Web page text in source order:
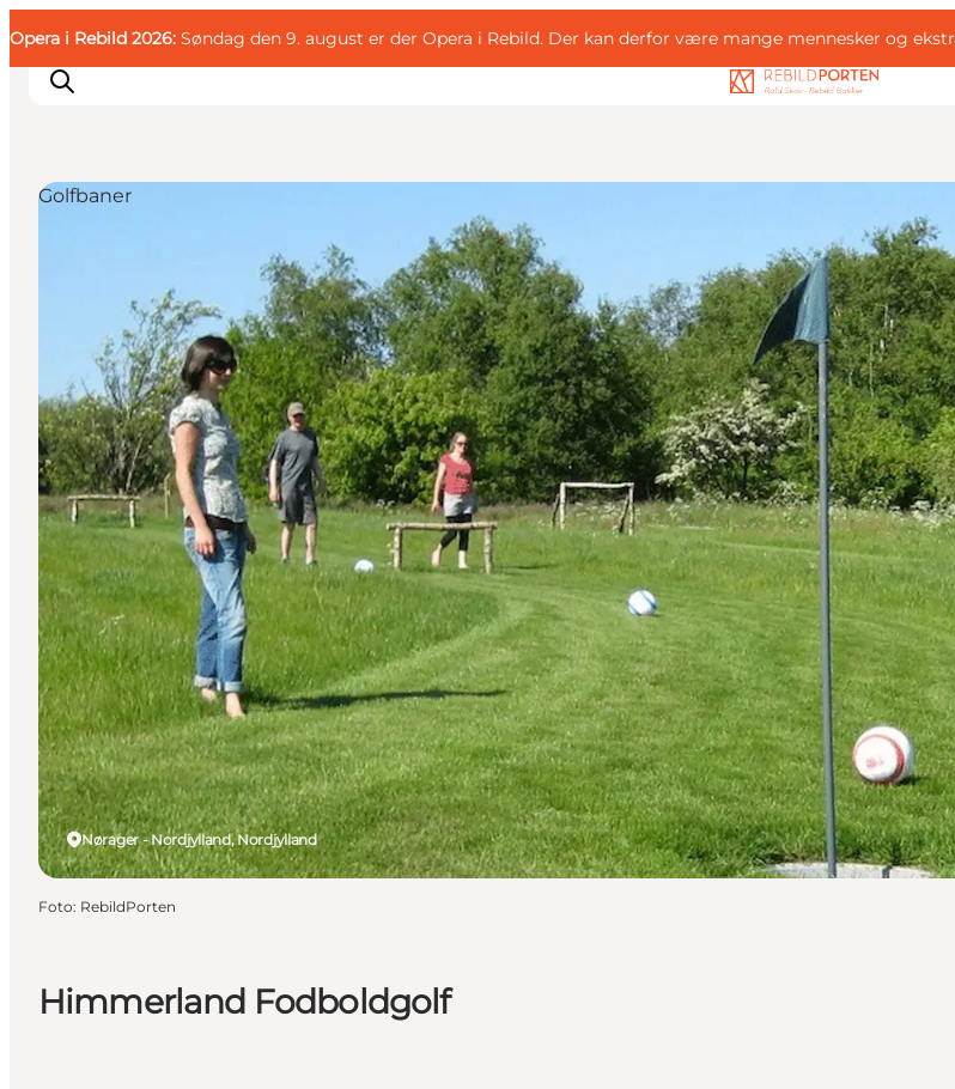
Opera i Rebild 2026: Søndag den 9. august er der Opera i Rebild. Der kan derfor være mange mennesker og
Livsnyderen
Motionisten
DET SKER
KORT OG FOLDERE
PLANLÆG DIN TUR
GæstDeutsch
Himmerland Fodboldgolf
Nørager - Nordjylland, Nordjylland
Golfbaner
Foto: RebildPorten